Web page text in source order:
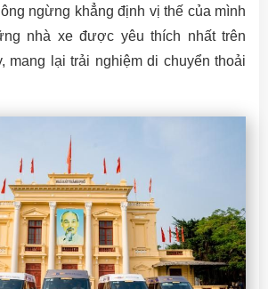
ngừng khẳng định vị thế của mình
nhà xe được yêu thích nhất trên
mang lại trải nghiệm di chuyển thoải